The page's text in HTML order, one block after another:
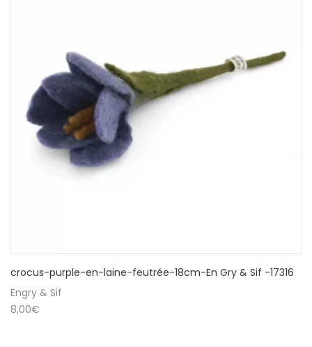
crocus-purple-en-laine-feutrée-18cm-En Gry & Sif -17316
Engry & Sif
8,00€